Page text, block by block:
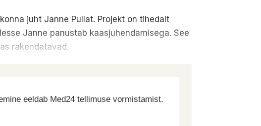
juht Janne Pullat. Projekt on tihedalt
Janne panustab kaasjuhendamisega. See
rakendatavad.
eeldab Med24 tellimuse vormistamist.